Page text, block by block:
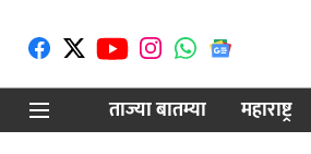
ताज्या बातम्या महाराष्ट्र